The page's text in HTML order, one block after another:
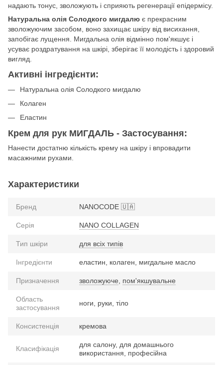
надають тонус, зволожують і сприяють регенерації епідермісу.
Натуральна олія Солодкого мигдалю є прекрасним
зволожуючим засобом, воно захищає шкіру від висихання,
запобігає лущення. Мигдальна олія відмінно пом'якшує і
усуває роздратування на шкірі, зберігає її молодість і здоровий
вигляд.
Активні інгредієнти:
Натуральна олія Солодкого мигдалю
Колаген
Еластин
Крем для рук МИГДАЛЬ - Застосування:
Нанести достатню кількість крему на шкіру і впровадити
масажними рухами.
Характеристики
Бренд NANOCODE 🇺🇦
Серія NANO COLLAGEN
Тип шкіри для всіх типів
Інгредієнти еластин, колаген, мигдальне масло
Призначення зволожуюче пом'якшувальне
Область
застосування
ноги, руки, тіло
Консистенція кремова
Класифікація
для салону, для домашнього
використання, професійна